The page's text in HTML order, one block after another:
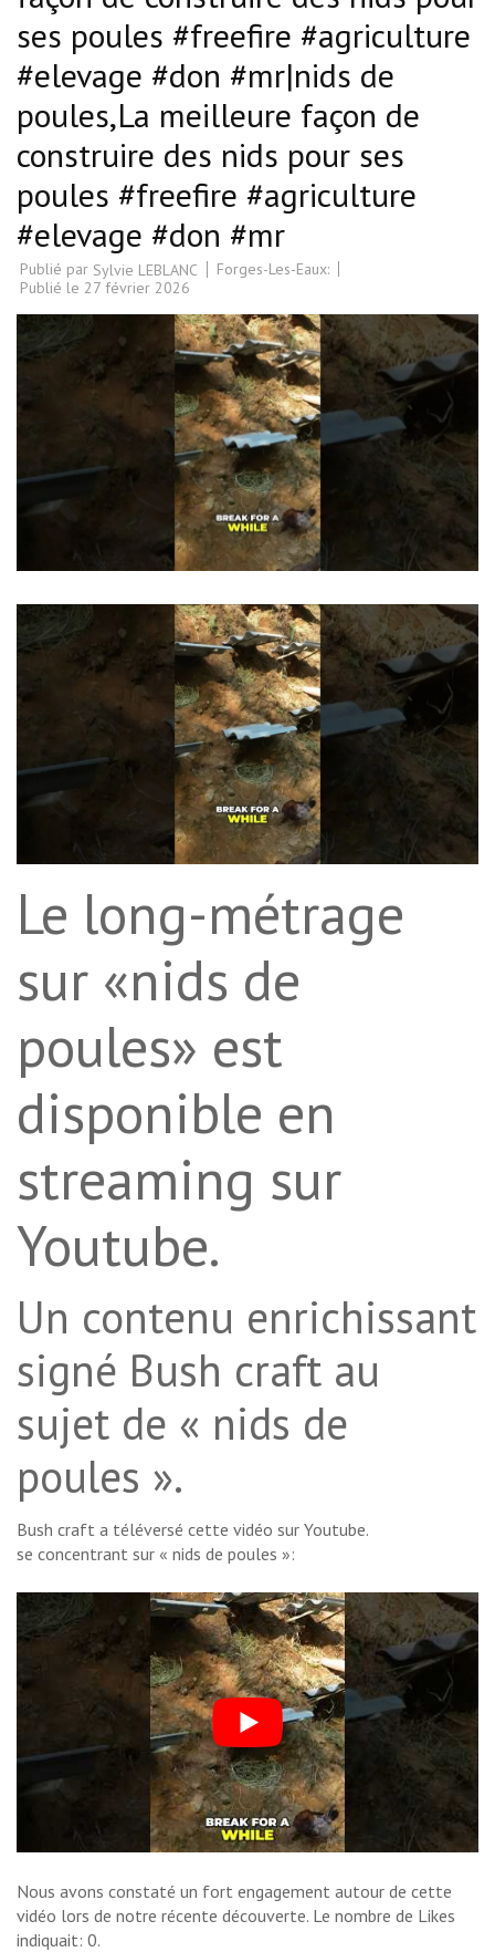
ses poules #freefire #agriculture
#elevage #don #mr|nids de
poules,La meilleure façon de
construire des nids pour ses
poules #freefire #agriculture
#elevage #don #mr
Publié par Sylvie LEBLANC
Forges-Les-Eaux:
Publié le 27 février 2026
Le long-métrage
sur «nids de
poules» est
disponible en
streaming sur
Youtube.
Un contenu enrichissant
signé Bush craft au
sujet de « nids de
poules ».
Bush craft a téléversé cette vidéo sur Youtube.
se concentrant sur « nids de poules »:
Nous avons constaté un fort engagement autour de cette
vidéo lors de notre récente découverte. Le nombre de Likes
indiquait: 0.